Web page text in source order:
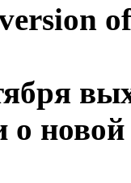
о новой